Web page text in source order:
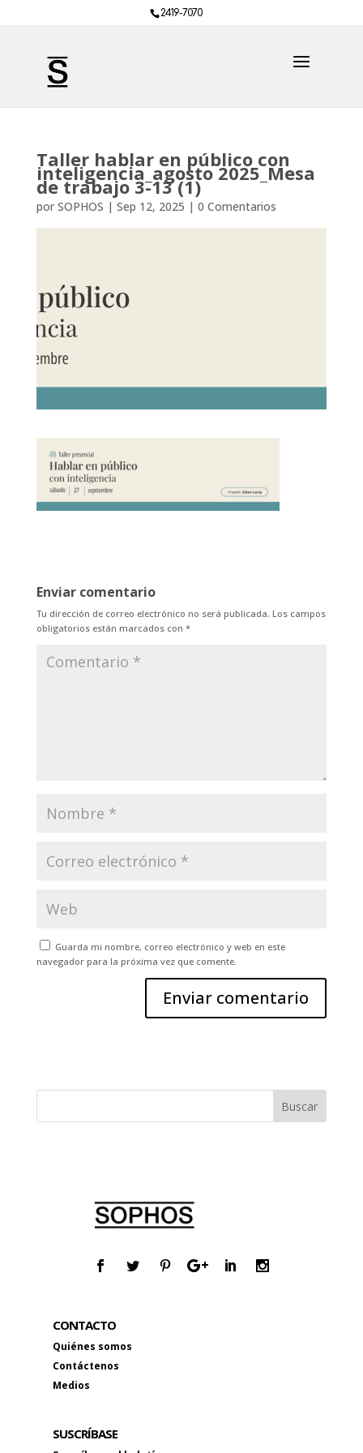
2419-7070
Taller hablar en público con
inteligencia_agosto 2025_Mesa
de trabajo 3-13 (1)
por SOPHOS | Sep 12, 2025 | 0 Comentarios
Enviar comentario
Tu dirección de correo electrónico no será publicada. Los campos
obligatorios están marcados con *
Guarda mi nombre, correo electrónico y web en este
navegador para la próxima vez que comente.
CONTACTO
Quiénes somos
Contáctenos
Medios
SUSCRÍBASE